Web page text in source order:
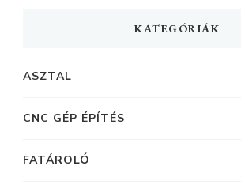
KATEGÓRIÁK
ASZTAL
CNC GÉP ÉPÍTÉS
FATÁROLÓ